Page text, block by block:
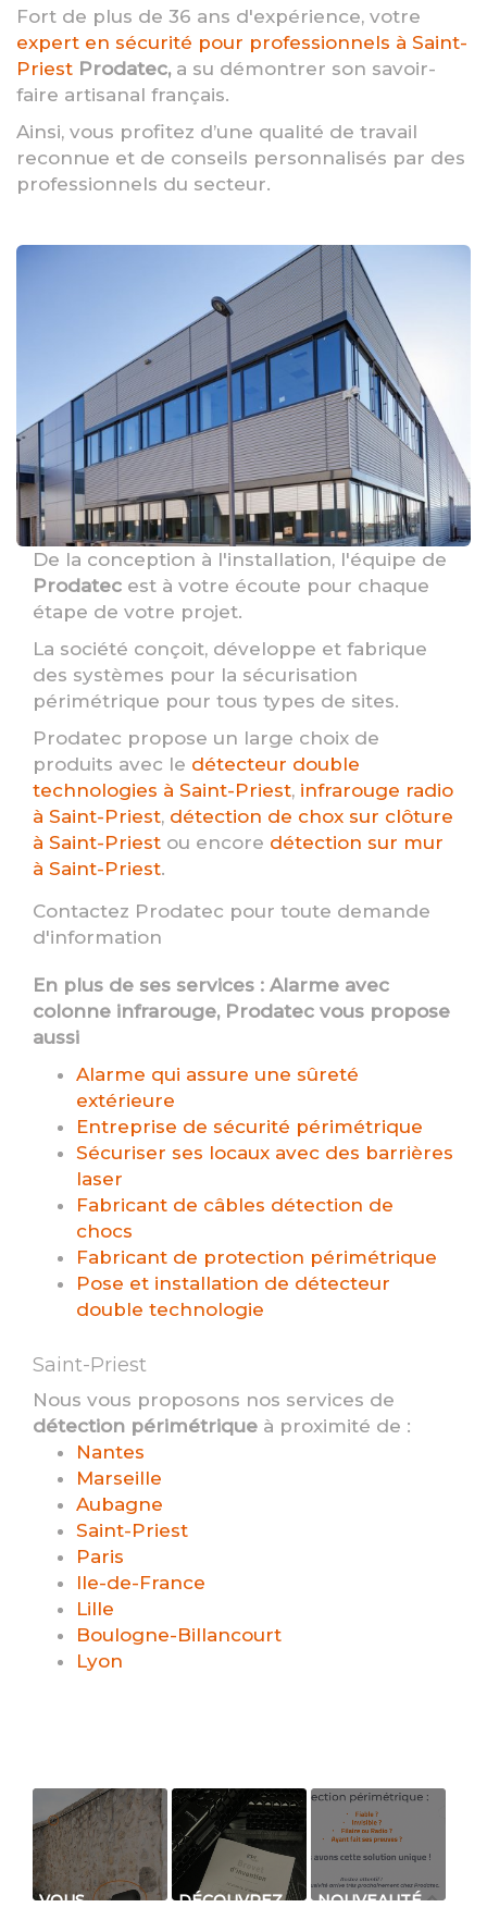
Fort de plus de 36 ans d'expérience, votre
expert en sécurité pour professionnels à Saint-
Priest Prodatec, a su démontrer son savoir-
faire artisanal français.
Ainsi, vous profitez d’une qualité de travail
reconnue et de conseils personnalisés par des
professionnels du secteur.
De la conception à l'installation, l'équipe de
Prodatec est à votre écoute pour chaque
étape de votre projet.
La société conçoit, développe et fabrique
des systèmes pour la sécurisation
périmétrique pour tous types de sites.
Prodatec propose un large choix de
produits avec le détecteur double
technologies à Saint-Priest, infrarouge radio
à Saint-Priest, détection de chox sur clôture
à Saint-Priest ou encore détection sur mur
à Saint-Priest.
Contactez Prodatec pour toute demande
d'information
En plus de ses services : Alarme avec
colonne infrarouge, Prodatec vous propose
aussi
Alarme qui assure une sûreté
extérieure
Entreprise de sécurité périmétrique
Sécuriser ses locaux avec des barrières
laser
Fabricant de câbles détection de
chocs
Fabricant de protection périmétrique
Pose et installation de détecteur
double technologie
Saint-Priest
Nous vous proposons nos services de
détection périmétrique à proximité de :
Nantes
Marseille
Aubagne
Saint-Priest
Paris
Ile-de-France
Lille
Boulogne-Billancourt
Lyon
VOUS
DÉCOUVREZ
NOUVEAUTÉ